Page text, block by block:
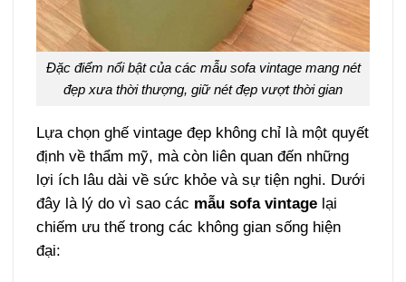
Đặc điểm nổi bật của các mẫu sofa vintage mang nét
đẹp xưa thời thượng, giữ nét đẹp vượt thời gian
Lựa chọn ghế vintage đẹp không chỉ là một quyết
định về thẩm mỹ, mà còn liên quan đến những
lợi ích lâu dài về sức khỏe và sự tiện nghi. Dưới
đây là lý do vì sao các mẫu sofa vintage lại
chiếm ưu thế trong các không gian sống hiện
đại: